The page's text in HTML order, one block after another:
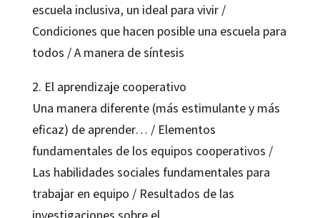
escuela inclusiva, un ideal para vivir /
Condiciones que hacen posible una escuela para
todos / A manera de síntesis
2. El aprendizaje cooperativo
Una manera diferente (más estimulante y más
eficaz) de aprender… / Elementos
fundamentales de los equipos cooperativos /
Las habilidades sociales fundamentales para
trabajar en equipo / Resultados de las
investigaciones sobre el